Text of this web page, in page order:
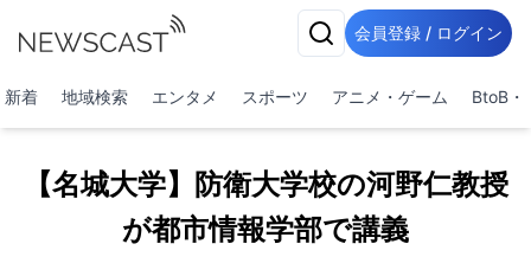
会員登録 / ログイン
新着 地域検索 エンタメ スポーツ アニメ・ゲーム BtoB・
【名城大学】防衛大学校の河野仁教授
が都市情報学部で講義